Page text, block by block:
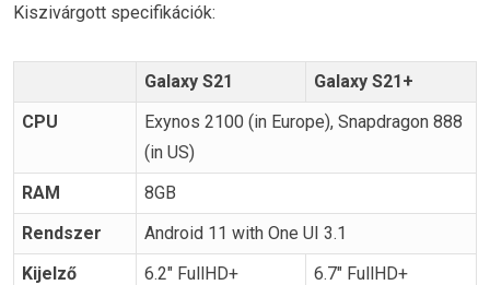
Kiszivárgott specifikációk:
Galaxy S21
Galaxy S21+
CPU
Exynos 2100 (in Europe), Snapdragon 888
(in US)
RAM
8GB
Rendszer
Android 11 with One UI 3.1
Kijelző
6.2″ FullHD+
6.7″ FullHD+